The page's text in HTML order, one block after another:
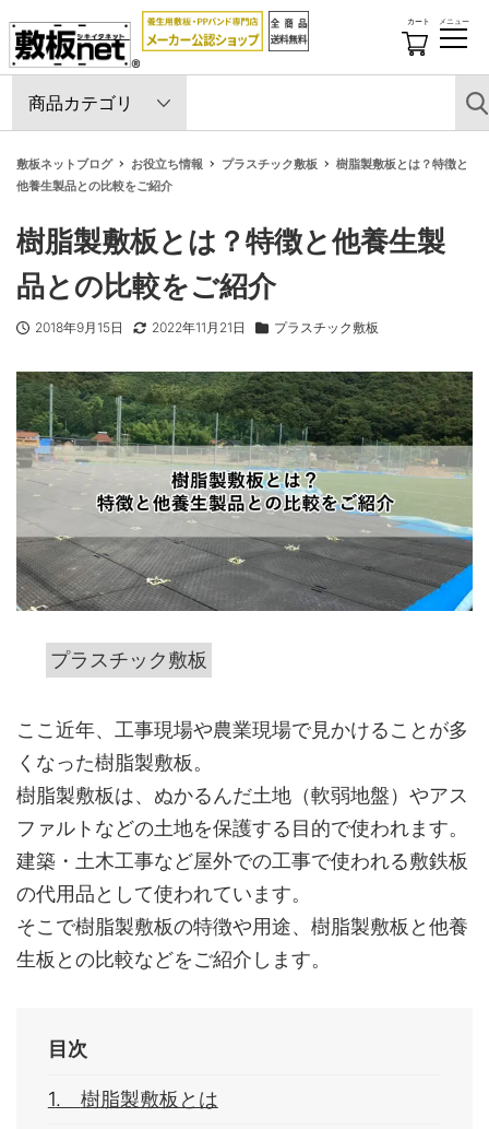
カート メニュー
開
る
敷板ネットブログ お役立ち情報 プラスチック敷板
樹脂製敷板とは？特徴と
他養生製品との比較をご紹介
樹脂製敷板とは？特徴と他養生製
品との比較をご紹介
投稿日
2018年9月15日
更新日
2022年11月21日
カテゴリー
プラスチック敷板
プラスチック敷板
ここ近年、工事現場や農業現場で見かけることが多
くなった樹脂製敷板。
樹脂製敷板は、ぬかるんだ土地（軟弱地盤）やアス
ファルトなどの土地を保護する目的で使われます。
建築・土木工事など屋外での工事で使われる敷鉄板
の代用品として使われています。
そこで樹脂製敷板の特徴や用途、樹脂製敷板と他養
生板との比較などをご紹介します。
目次
樹脂製敷板とは